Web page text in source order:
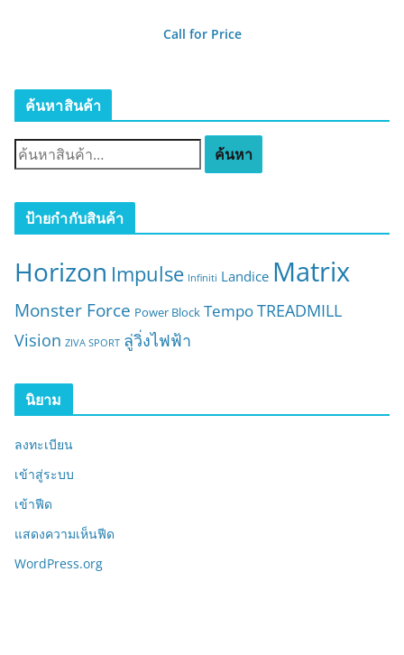
Call for Price
ค้นหาสินค้า
ค้
น
:
ค้นหา
ป้ายกำกับสินค้า
Horizon Impulse Infiniti Landice Matrix
Monster Force Power Block TempoTREADMILL
Vision ZIVA SPORT ลู่วิ่งไฟฟ้า
นิยาม
ลงทะเบียน
เข้าสู่ระบบ
เข้าฟีด
แสดงความเห็นฟีด
WordPress.org